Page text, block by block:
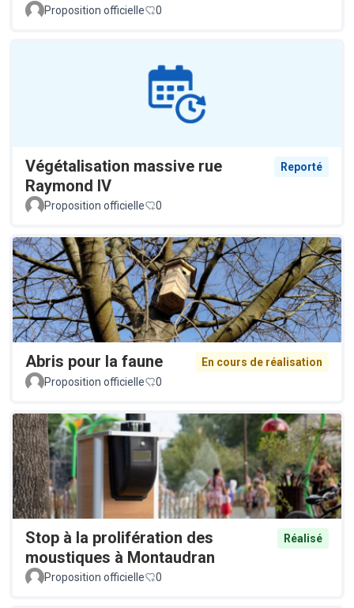
Proposition officielle 0
Végétalisation massive rue
Raymond IV
Reporté
Proposition officielle 0
Abris pour la faune
En cours de réalisation
Proposition officielle
0
Stop à la prolifération des
moustiques à Montaudran
Réalisé
Proposition officielle 0